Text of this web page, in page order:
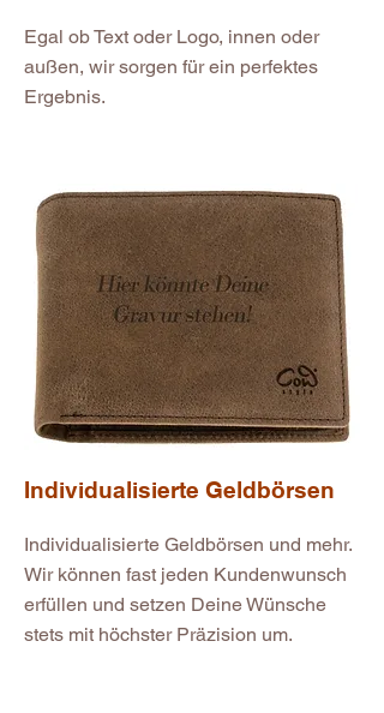
Egal ob Text oder Logo, innen oder
außen, wir sorgen für ein perfektes
Ergebnis.
Individualisierte Geldbörsen
Individualisierte Geldbörsen und mehr.
Wir können fast jeden Kundenwunsch
erfüllen und setzen Deine Wünsche
stets mit höchster Präzision um.